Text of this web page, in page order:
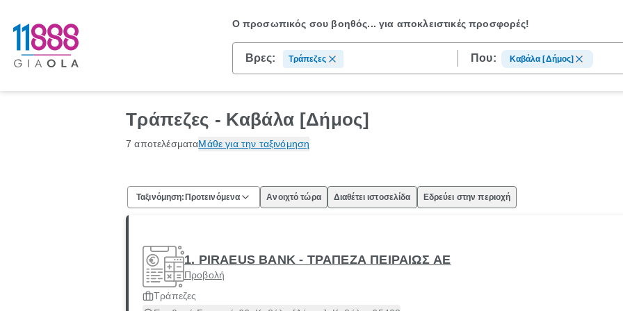
Ο προσωπικός σου βοηθός...για αποκλειστικές προσφορές!
Βρες: Τράπεζες Που: Καβάλα [Δήμος]
Τράπεζες - Καβάλα [Δήμος]
7 αποτελέσματαΜάθε για την ταξινόμηση
Ταξινόμηση: Προτεινόμενα Ανοιχτό τώρα Διαθέτει ιστοσελίδα Εδρεύει στην περιοχή
1. PIRAEUS BANK - ΤΡΑΠΕΖΑ ΠΕΙΡΑΙΩΣ ΑΕ
Προβολή
Τράπεζες